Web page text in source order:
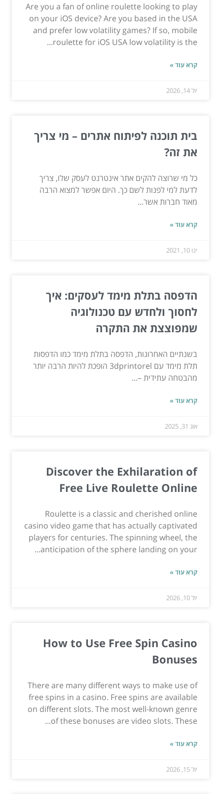
Are you a fan of online roulette looking to play
on your iOS device? Are you based in the USA
and prefer low volatility games? If so, mobile
roulette for iOS USA low volatility is the...
קרא עוד »
יול 14, 2026
בית תוכנה לפיתוח אתרים – מי צריך
את זה?
כל מי שרוצה להקים אתר אינטרנט לעסק שלו, צריך
לדעת למי לפנות לשם כך. היום אפשר למצוא הרבה
מאוד חברות אשר...
קרא עוד »
ינו 10, 2021
הדפסה בתלת מימד לעסקים: איך
לחסוך ולחדש עם טכנולוגיה
שמפוצצת את התקרה
בשנתיים האחרונות, הדפסה בתלת מימד כמו הדפסות
תלת מימד עם 3dprintorel הופכת להיות הרבה יותר
מהבטחה עתידית –...
קרא עוד »
אוג 31, 2025
Discover the Exhilaration of
Free Live Roulette Online
Roulette is a classic and cherished online
casino video game that has actually captivated
players for centuries. The spinning wheel, the
anticipation of the sphere landing on your...
קרא עוד »
יול 10, 2026
How to Use Free Spin Casino
Bonuses
There are many different ways to make use of
free spins in a casino. Free spins are available
on different slots. The most well-known genre
of these bonuses are video slots. These...
קרא עוד »
יול 15, 2026